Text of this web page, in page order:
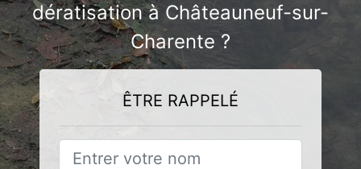
dératisation à Châteauneuf-sur-
Charente ?
ÊTRE RAPPELÉ